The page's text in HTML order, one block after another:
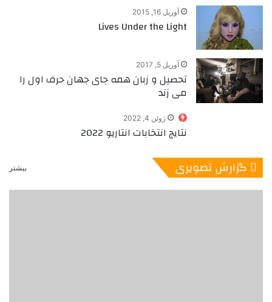
آوریل 16, 2015
Lives Under the Light
آوریل 5, 2017
تحصیل و زبان همه جای جهان حرف اول را
می زند
ژوئن 4, 2022
نتایج انتخابات انتاریو 2022
گزارش تصویری بیشتر